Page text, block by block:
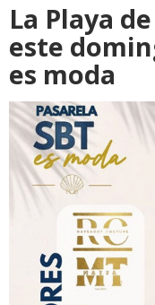
La Playa
este
es moda